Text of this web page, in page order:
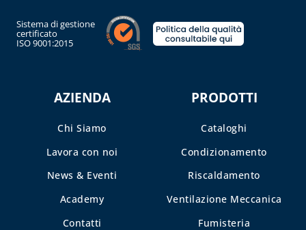
Sistema di gestione
certificato
ISO 9001:2015
AZIENDA
Chi Siamo
Lavora con noi
News & Eventi
Academy
Contatti
PRODOTTI
Cataloghi
Condizionamento
Riscaldamento
Ventilazione Meccanica
Fumisteria